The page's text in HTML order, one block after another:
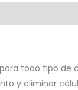
todo tipo de
y eliminar